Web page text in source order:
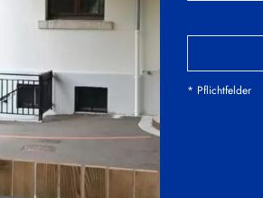
* Pflichtfelder